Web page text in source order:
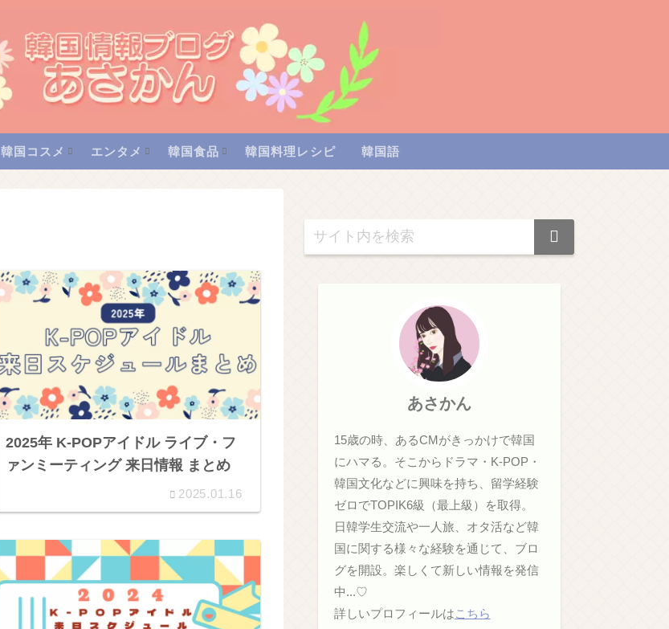
韓国コスメ エンタメ 韓国食品 韓国料理レシピ 韓国語
2025年 K-POPアイドル ライブ・フ
ァンミーティング 来日情報 まとめ
2025.01.16
あさかん
15歳の時、あるCMがきっかけで韓国
にハマる。そこからドラマ・K-POP・
韓国文化などに興味を持ち、留学経験
ゼロでTOPIK6級（最上級）を取得。
日韓学生交流や一人旅、オタ活など韓
国に関する様々な経験を通じて、ブロ
グを開設。楽しくて新しい情報を発信
中...♡
詳しいプロフィールはこちら